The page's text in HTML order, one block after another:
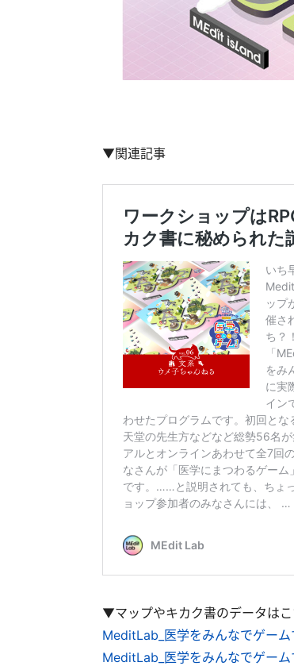
▼関連記事
▼マップやキカク書のデータはこ
MeditLab_医学をみんなでゲーム
MeditLab_医学をみんなでゲーム